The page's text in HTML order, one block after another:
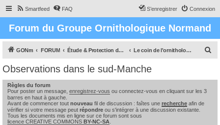
Smartfeed FAQ Connexion
S’enregistrer
Forum du Groupe Ornithologique Normand
GONm FORUM Étude & Protection des Oiseaux et de leurs milieux en Normandie Le coin de l'ornithologue : observations, études & enquêtes
Observations dans le sud-Manche
Règles du forum
Pour poster un message, enregistrez-vous ou connectez-vous en cliquant sur les 3
barres en haut à gauche.
Avant de commencer tout nouveau fil de discussion : faîtes une recherche afin de
vérifier si votre message peut répondre ou s'intégrer à une discussion existante.
Tous les documents mis en ligne sur ce forum sont sous
licence CREATIVE COMMONS BY-NC-SA